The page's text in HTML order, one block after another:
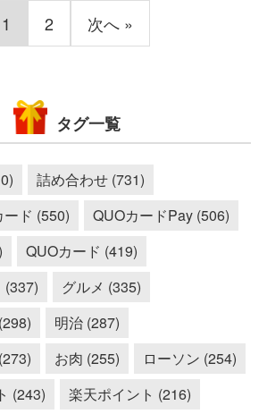
1 2 次へ »
タグ一覧
詰め合わせ (731)
ド (550)
QUOカードPay (506)
QUOカード (419)
(337)
グルメ (335)
明治 (287)
お肉 (255)
ローソン (254)
(243)
楽天ポイント (216)